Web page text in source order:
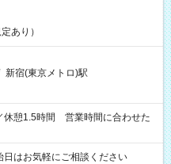
あり）
新宿(東京メトロ)駅
はお気軽にご相談ください